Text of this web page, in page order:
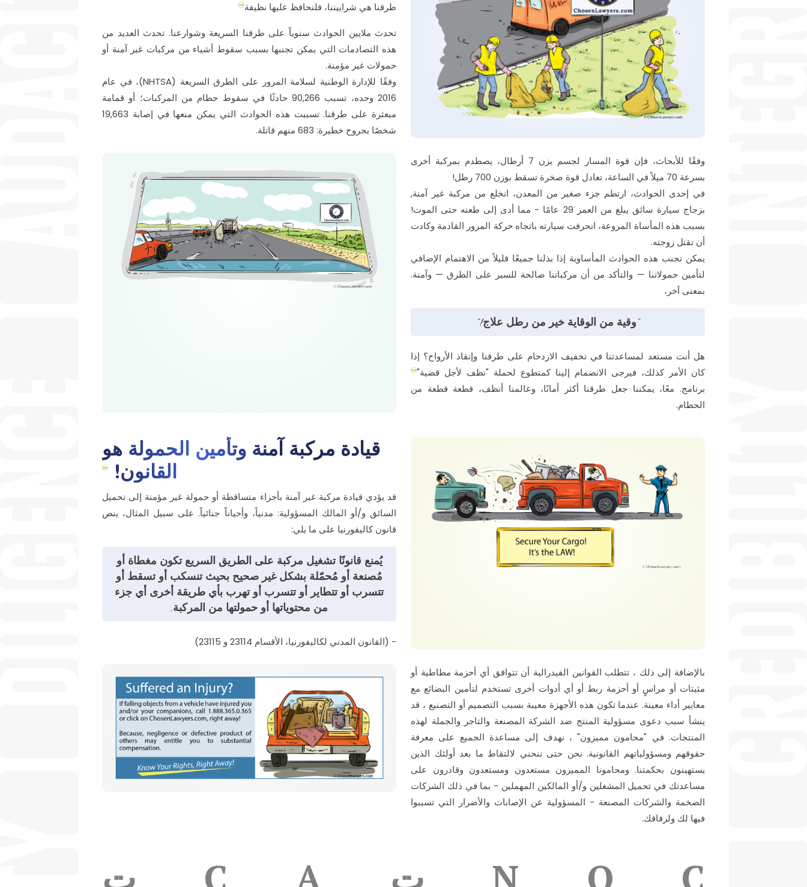
طرقنا هي شراييننا، فلنحافظ عليها نظيفة
تحدث ملايين الحوادث سنوياً على طرقنا السريعة وشوارعنا. تحدث العديد من
هذه التصادمات التي يمكن تجنبها بسبب سقوط أشياء من مركبات غير آمنة أو
حمولات غير مؤمنة.
وفقًا للإدارة الوطنية لسلامة المرور على الطرق السريعة (NHTSA)، في عام
2016 وحده، تسبب 90,266 حادثًا في سقوط حطام من المركبات؛ أو قمامة
مبعثرة على طرقنا. تسببت هذه الحوادث التي يمكن منعها في إصابة 19,663
شخصًا بجروح خطيرة: 683 منهم قاتلة.
وفقًا للأبحاث، فإن قوة المسار لجسم يزن 7 أرطال، يصطدم بمركبة أخرى
بسرعة 70 ميلاً في الساعة، تعادل قوة صخرة تسقط بوزن 700 رطل!
في إحدى الحوادث، ارتطم جزء صغير من المعدن، انخلع من مركبة غير آمنة,
بزجاج سيارة سائق يبلغ من العمر 29 عامًا - مما أدى إلى طعنه حتى الموت!
بسبب هذه المأساة المروعة، انحرفت سيارته باتجاه حركة المرور القادمة وكادت
أن تقتل زوجته.
يمكن تجنب هذه الحوادث المأساوية إذا بذلنا جميعًا قليلاً من الاهتمام الإضافي
لتأمين حمولاتنا — والتأكد من أن مركباتنا صالحة للسير على الطرق — وآمنة.
بمعنى آخر،
"وقية من الوقاية خير من رطل علاج!"
هل أنت مستعد لمساعدتنا في تخفيف الازدحام على طرقنا وإنقاذ الأرواح؟ إذا
كان الأمر كذلك، فيرجى الانضمام إلينا كمتطوع لحملة "نظف لأجل قضية"
برنامج. معًا، يمكننا جعل طرقنا أكثر أمانًا، وعالمنا أنظف، قطعة قطعة من
الحطام.
قيادة مركبة آمنة وتأمين الحمولة هو
القانون!
قد يؤدي قيادة مركبة غير آمنة بأجزاء متساقطة أو حمولة غير مؤمنة إلى تحميل
السائق و/أو المالك المسؤولية: مدنياً، وأحياناً جنائياً. على سبيل المثال، ينص
قانون كاليفورنيا على ما يلي:
يُمنع قانونًا تشغيل مركبة على الطريق السريع تكون مغطاة أو
مُصنعة أو مُحمّلة بشكل غير صحيح بحيث تنسكب أو تسقط أو
تتسرب أو تتطاير أو تتسرب أو تهرب بأي طريقة أخرى أي جزء
من محتوياتها أو حمولتها من المركبة.
- (القانون المدني لكاليفورنيا، الأقسام 23114 و 23115)
بالإضافة إلى ذلك ، تتطلب القوانين الفيدرالية أن تتوافق أي أحزمة مطاطية أو
مثبتات أو مراسٍ أو أحزمة ربط أو أي أدوات أخرى تستخدم لتأمين البضائع مع
معايير أداء معينة. عندما تكون هذه الأجهزة معيبة بسبب التصميم أو التصنيع ، قد
ينشأ سبب دعوى مسؤولية المنتج ضد الشركة المصنعة والتاجر والجملة لهذه
المنتجات. في "محامون مميزون" ، نهدف إلى مساعدة الجميع على معرفة
حقوقهم ومسؤولياتهم القانونية. نحن حتى ننحني لالتقاط ما بعد أولئك الذين
يستهينون بحكمتنا. ومحامونا المميزون مستعدون ومستعدون وقادرون على
مساعدتك في تحميل المشغلين و/أو المالكين المهملين - بما في ذلك الشركات
الضخمة والشركات المصنعة - المسؤولية عن الإصابات والأضرار التي تسببوا
فيها لك ولرفاقك.